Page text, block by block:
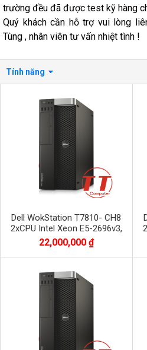
trường đều đã được test kỹ hàng
Quý khách cần hỗ trợ vui lòng
Tùng , nhân viên tư vấn nhiệt tình !
Tính năng
Dell WokStation T7810- CH8
2xCPU Intel Xeon E5-2696v3,
RAM 32GB, SSD 512GB + HDD
1TB, VGA Gigabyte
22,000,000 ₫